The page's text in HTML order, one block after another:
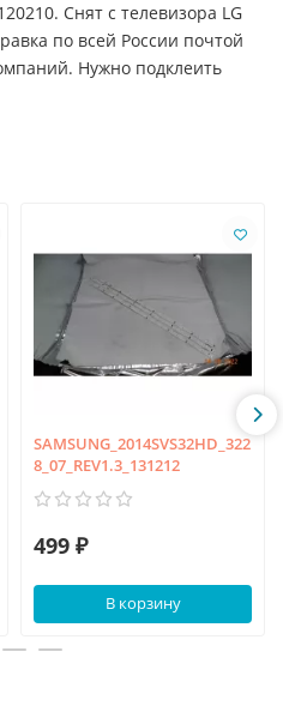
Снят с телевизора LG
по всей России почтой
Нужно подклеить
SAMSUNG_2014SVS32HD_322
8_07_REV1.3_131212
499 ₽
В корзину